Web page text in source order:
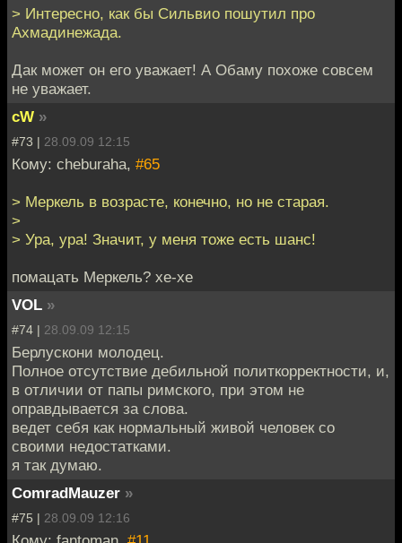
> Интересно, как бы Сильвио пошутил про
Ахмадинежада.
Дак может он его уважает! А Обаму похоже совсем
не уважает.
cW »
#73 | 28.09.09 12:15
Кому: cheburaha, #65
> Меркель в возрасте, конечно, но не старая.
>
> Ура, ура! Значит, у меня тоже есть шанс!
помацать Меркель? хе-хе
VOL »
#74 | 28.09.09 12:15
Берлускони молодец.
Полное отсутствие дебильной политкорректности, и,
в отличии от папы римского, при этом не
оправдывается за слова.
ведет себя как нормальный живой человек со
своими недостатками.
я так думаю.
ComradMauzer »
#75 | 28.09.09 12:16